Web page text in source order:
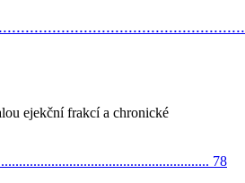
ejekční frakcí a chronické
78